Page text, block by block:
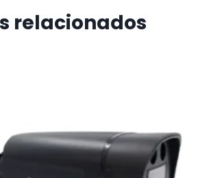
relacionados